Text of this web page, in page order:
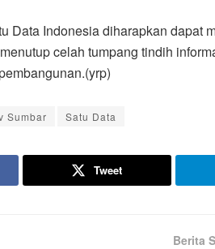
Data Indonesia diharapkan dapat
celah tumpang tindih
Sumbar Satu Data
Tweet
Berita